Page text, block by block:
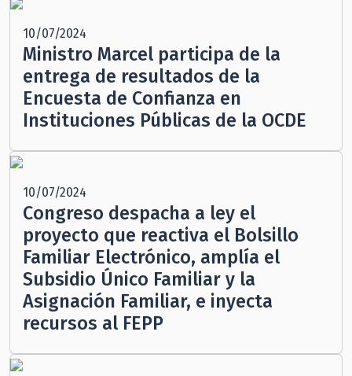
10/07/2024
Ministro Marcel participa de la
entrega de resultados de la
Encuesta de Confianza en
Instituciones Públicas de la OCDE
10/07/2024
Congreso despacha a ley el
proyecto que reactiva el Bolsillo
Familiar Electrónico, amplía el
Subsidio Único Familiar y la
Asignación Familiar, e inyecta
recursos al FEPP